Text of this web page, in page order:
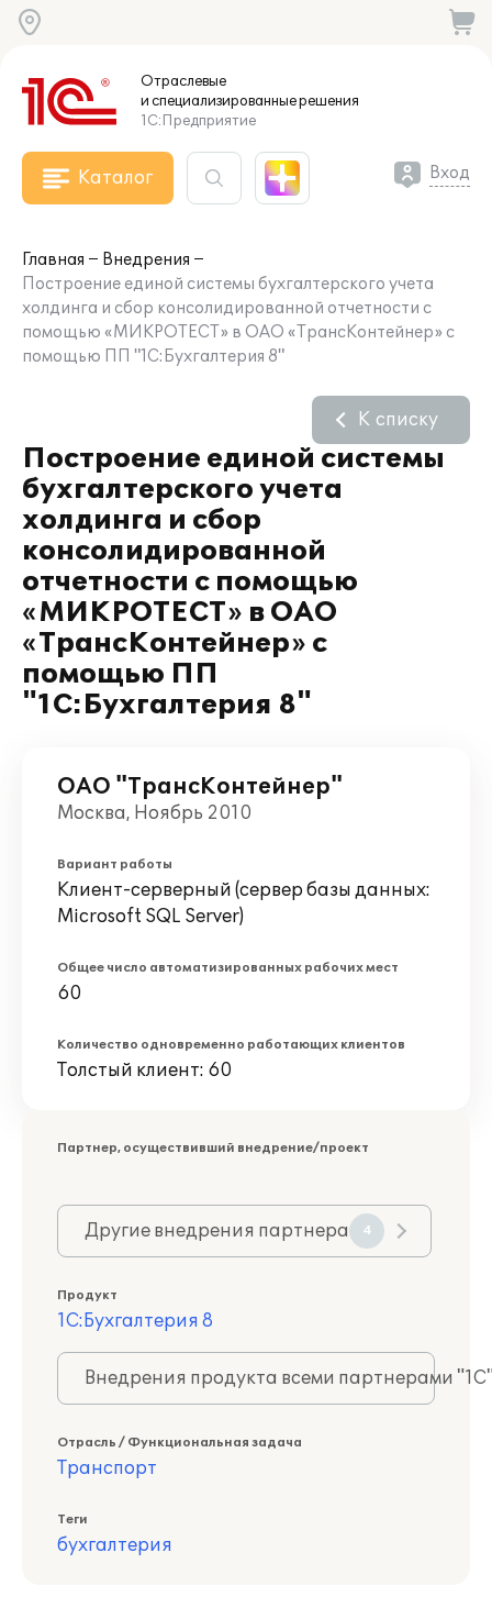
Отраслевые
и специализированныерешения
1С:Предприятие
Каталог Вход
Главная
Внедрения
Построение единой системы бухгалтерского учета
холдинга и сбор консолидированной отчетности с
помощью «МИКРОТЕСТ» в ОАО «ТрансКонтейнер» с
помощью ПП "1С:Бухгалтерия 8"
Построение единой системы
бухгалтерского учета
холдинга и сбор
консолидированной
отчетности с помощью
«МИКРОТЕСТ» в ОАО
«ТрансКонтейнер» с
помощью ПП
"1С:Бухгалтерия 8"
К списку
ОАО "ТрансКонтейнер"
Москва, Ноябрь 2010
Вариант работы
Клиент-серверный (сервер базы данных:
Microsoft SQL Server)
Общее число автоматизированных рабочих мест
60
Количество одновременно работающих клиентов
Толстый клиент: 60
Партнер, осуществивший внедрение/проект
Другие внедрения партнера 4
Продукт
1С:Бухгалтерия 8
Внедрения продукта всеми партнерами
Отрасль / Функциональная задача
Транспорт
Теги
бухгалтерия